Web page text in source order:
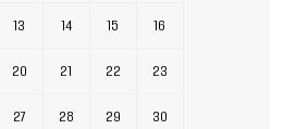
13 14 15 16
20 21 22 23
27 28 29 30